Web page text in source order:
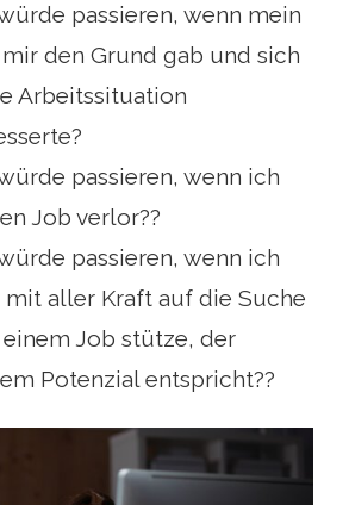
passieren, wenn mein
den Grund gab und sich
Arbeitssituation
passieren, wenn ich
Job verlor??
passieren, wenn ich
mit aller Kraft auf die Suche
einem Job stütze, der
Potenzial entspricht??